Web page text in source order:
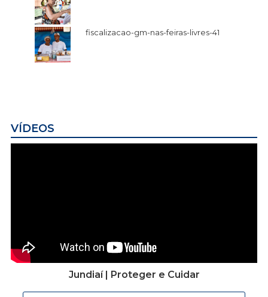
fiscalizacao-gm-nas-feiras-livres-41
VÍDEOS
Jundiaí | Proteger e Cuidar